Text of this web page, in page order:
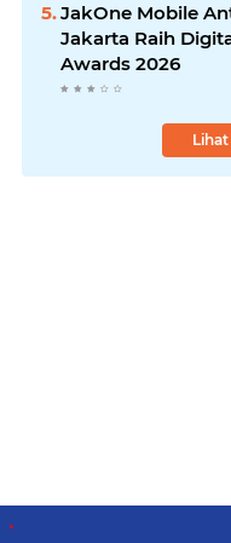
JakOne Mobile
Jakarta Raih
Awards 2026